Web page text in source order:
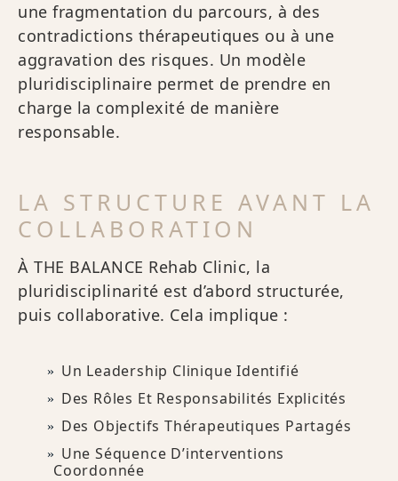
une fragmentation du parcours, à des
contradictions thérapeutiques ou à une
aggravation des risques. Un modèle
pluridisciplinaire permet de prendre en
charge la complexité de manière
responsable.
LA STRUCTURE AVANT LA
COLLABORATION
À THE BALANCE Rehab Clinic, la
pluridisciplinarité est d’abord structurée,
puis collaborative. Cela implique :
Un Leadership Clinique Identifié
Des Rôles Et Responsabilités Explicités
Des Objectifs Thérapeutiques Partagés
Une Séquence D’interventions
Coordonnée